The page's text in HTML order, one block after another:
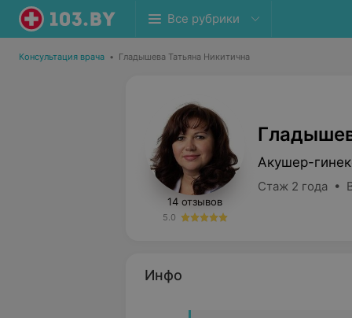
Все рубрики
Консультация врача • Гладышева Татьяна Никитична
14 отзывов
5.0
Акушер-
Стаж 2 года •
Инфо